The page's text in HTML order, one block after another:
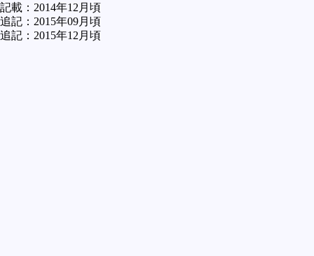
記載：2014年12月頃
追記：2015年09月頃
追記：2015年12月頃